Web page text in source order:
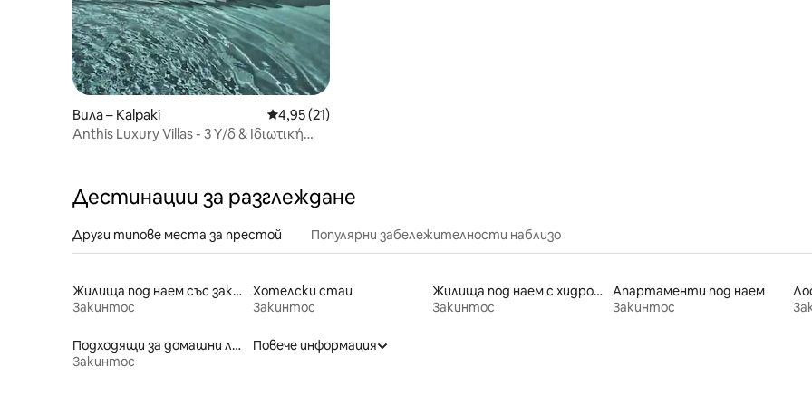
Вила – Kalpaki Средна оценка: 4,95 от 5, 21 отзива
4,95 (21)
Anthis Luxury Villas - 3 Υ/δ & Ιδιωτική
Дестинации за разглеждане
Други типове места за престой Популярни забележителности наблизо
Жилища под наем със закуска
Закинтос
Хотелски стаи
Закинтос
Жилища под наем с хидромасажна вана
Закинтос
Апартаменти под наем
Закинтос
Подходящи за домашни любимци места под наем
Закинтос
Повече информация